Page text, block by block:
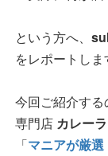
という方へ、
をレポートし
今回ご紹介す
専門店 カレー
「マニアが厳